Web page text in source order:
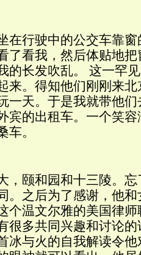
在行驶中的公交车靠
了看我，然后体贴地
的长发吹乱。
这一罕
来。得知他们刚刚来
一天。于是我就带他
宾的出租车。一个笑
车。
，颐和园和十三陵。
。之后为了感谢，他
个温文尔雅的美国律
很多共同兴趣和讨论
冰与火的自我解读令